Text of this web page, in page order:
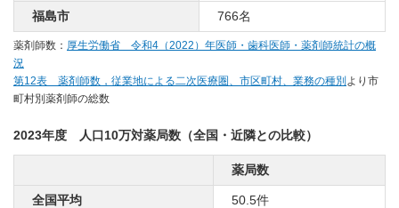
福島市 766名
薬剤師数： 厚生労働省 令和4（2022）年医師・歯科医師・薬剤師統計の概
況
第12表 薬剤師数，従業地による二次医療圏、市区町村、業務の種別 より市
町村別薬剤師の総数
2023年度 人口10万対薬局数（全国・近隣との比較）
薬局数
全国平均 50.5件